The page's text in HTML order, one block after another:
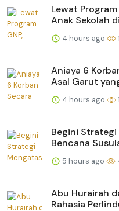
Lewat
Anak Sekolah
4 hours ago 1
Aniaya 6
Asal Garut
4 hours ago 1
Begini Strategi
Bencana
5 hours ago
Abu Hurairah
Rahasia